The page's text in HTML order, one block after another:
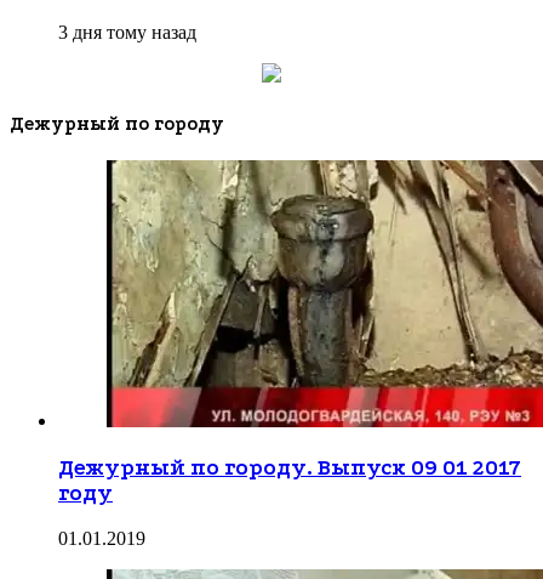
3 дня тому назад
Дежурный по городу
Дежурный по городу. Выпуск 09 01 2017
году
01.01.2019